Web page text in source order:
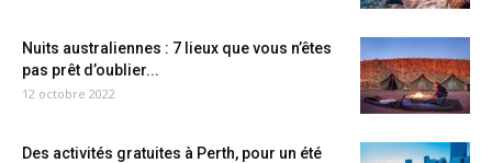
Nuits australiennes : 7 lieux que vous n’êtes
pas prêt d’oublier...
12 octobre 2022
Des activités gratuites à Perth, pour un été